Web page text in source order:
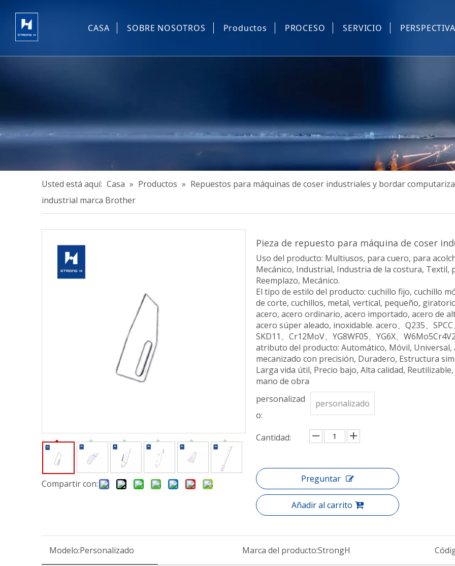
CASA SOBRE NOSOTROS Productos
Otros
PROCESO SERVICIO
Usted está aquí: Casa » Productos » Repuestos para máquinas de coser industriales y bordar
industrial marca Brother
Compartir con:
Pieza de repuesto para máquina de coser
Uso del producto: Multiusos, para cuero, para
Mecánico, Industrial, Industria de la costura, Textil,
Reemplazo, Mecánico.
El tipo de estilo del producto: cuchillo fijo, cuchillo
de corte, cuchillos, metal, vertical, pequeño,
acero, acero ordinario, acero importado, acero de
acero súper aleado, inoxidable. acero、Q235、SPCC
SKD11、Cr12MoV、YG8WF05、YG6X、
atributo del producto: Automático, Móvil,
mecanizado con precisión, Duradero, Estructura
Larga vida útil, Precio bajo, Alta calidad,
mano de obra
personalizad
o:
personalizado
Cantidad:
Preguntar
Añadir al carrito
Modelo:Personalizado Marca del producto:StrongH